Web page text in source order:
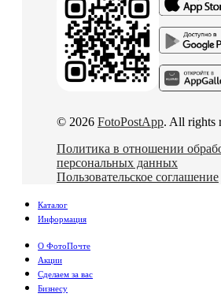
© 2026 FotoPostApp. All rights
Политика в отношении
персональных данных
Пользовательское соглашение
Каталог
Информация
О ФотоПочте
Акции
Сделаем за вас
Бизнесу